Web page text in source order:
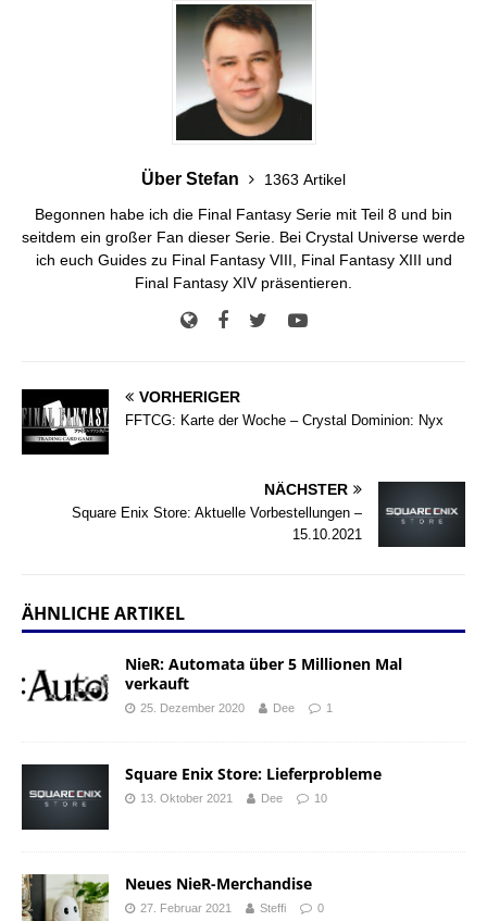
Über Stefan
1363 Artikel
Begonnen habe ich die Final Fantasy Serie mit Teil 8 und bin
seitdem ein großer Fan dieser Serie. Bei Crystal Universe werde
ich euch Guides zu Final Fantasy VIII, Final Fantasy XIII und
Final Fantasy XIV präsentieren.
VORHERIGER
FFTCG: Karte der Woche – Crystal Dominion: Nyx
NÄCHSTER
Square Enix Store: Aktuelle Vorbestellungen –
15.10.2021
ÄHNLICHE ARTIKEL
NieR: Automata über 5 Millionen Mal
verkauft
25. Dezember 2020 Dee 1
Square Enix Store: Lieferprobleme
13. Oktober 2021 Dee 10
Neues NieR-Merchandise
27. Februar 2021 Steffi 0